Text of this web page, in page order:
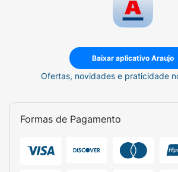
Baixar aplicativo Araujo
Ofertas, novidades e praticidade
Formas de Pagamento